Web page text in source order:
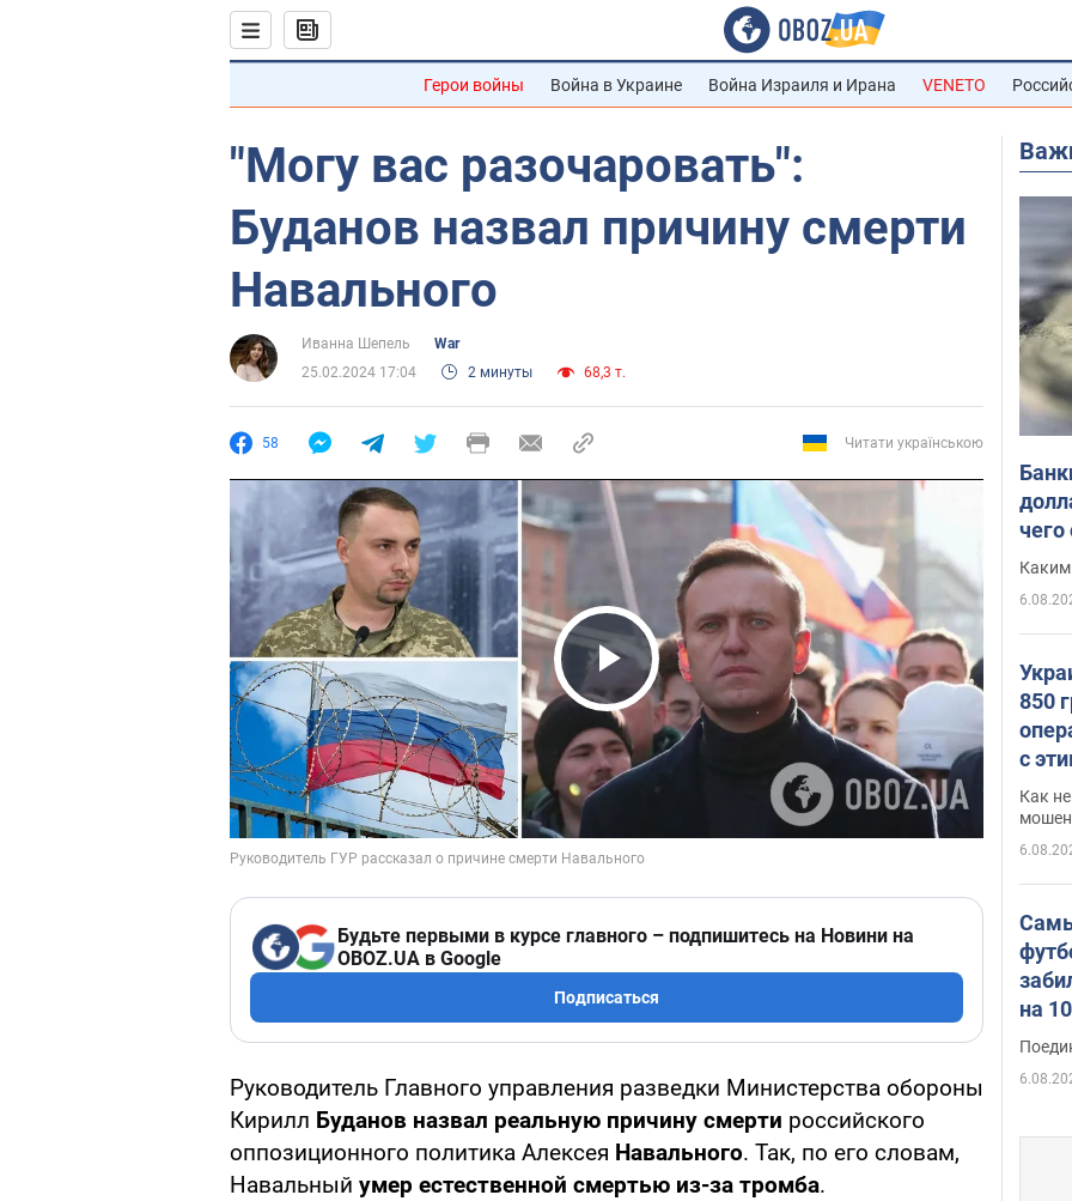
Герои войны Война в Украине Война Израиля и Ирана VENETO
"Могу вас разочаровать":
Буданов назвал причину смерти
Навального
Иванна Шепель
War
25.02.2024 17:04
2 минуты 68,3 т.
58 Читати українською
Play Video
Будьте первыми в курсе главного – подпишитесь на Новини на
OBOZ.UA в Google
Подписаться
Руководитель Главного управления разведки Министерства обороны
Кирилл Буданов назвал реальную причину смерти российского
оппозиционного политика Алексея Навального. Так, по его словам,
Навальный умер естественной смертью из-за тромба.
Каким
850
с
Как
на